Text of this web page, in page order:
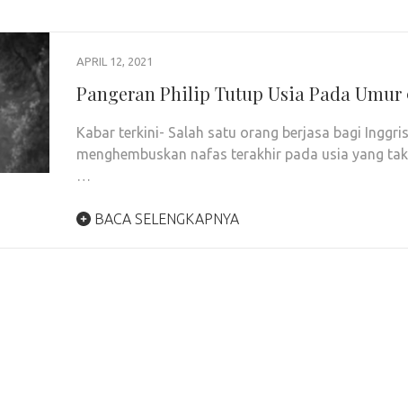
APRIL 12, 2021
Pangeran Philip Tutup Usia Pada Umur
Kabar terkini- Salah satu orang berjasa bagi
menghembuskan nafas terakhir pada usia yang
…
BACA SELENGKAPNYA